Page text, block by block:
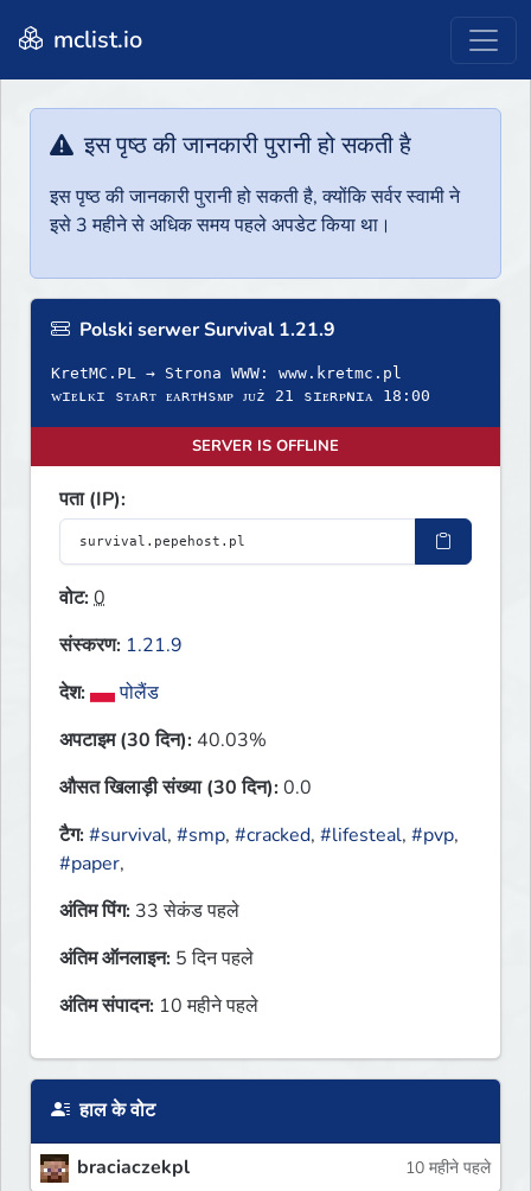
mclist.io
इस पृष्ठ की जानकारी पुरानी हो सकती है
इस पृष्ठ की जानकारी पुरानी हो सकती है, क्योंकि सर्वर स्वामी ने
इसे 3 महीने से अधिक समय पहले अपडेट किया था।
Polski serwer Survival 1.21.9
KretMC.PL → Strona WWW: www.kretmc.pl
ᴡɪᴇʟᴋɪ sᴛᴀʀᴛ ᴇᴀʀᴛʜsᴍᴘ ᴊᴜż 21 sɪᴇʀᴘɴɪᴀ 18:00
SERVER IS OFFLINE
पता (IP):
वोट:0
संस्करण: 1.21.9
देश:
पोलैंड
अपटाइम (30 दिन): 40.03%
औसत खिलाड़ी संख्या (30 दिन):0.0
टैग:#survival, #smp, #cracked, #lifesteal, #pvp,
#paper,
अंतिम पिंग: 33 सेकंड पहले
अंतिम ऑनलाइन: 5 दिन पहले
अंतिम संपादन: 10 महीने पहले
हाल के वोट
braciaczekpl 10 महीने पहले